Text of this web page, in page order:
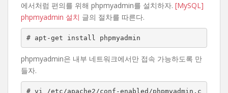
에서처럼 편의를 위해 phpmyadmin를 설치하자. [MySQL]
phpmyadmin 설치 글의 절차를 따른다.
# apt-get install phpmyadmin
phpmyadmin은 내부 네트워크에서만 접속 가능하도록 만
들자.
# vi /etc/apache2/conf-enabled/phpmyadmin.c